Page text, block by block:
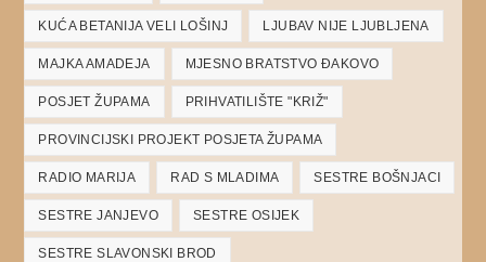
KUĆA BETANIJA VELI LOŠINJ LJUBAV NIJE LJUBLJENA
MAJKA AMADEJA MJESNO BRATSTVO ĐAKOVO
POSJET ŽUPAMA PRIHVATILIŠTE "KRIŽ"
PROVINCIJSKI PROJEKT POSJETA ŽUPAMA
RADIO MARIJA RAD S MLADIMA SESTRE BOŠNJACI
SESTRE JANJEVO SESTRE OSIJEK
SESTRE SLAVONSKI BROD